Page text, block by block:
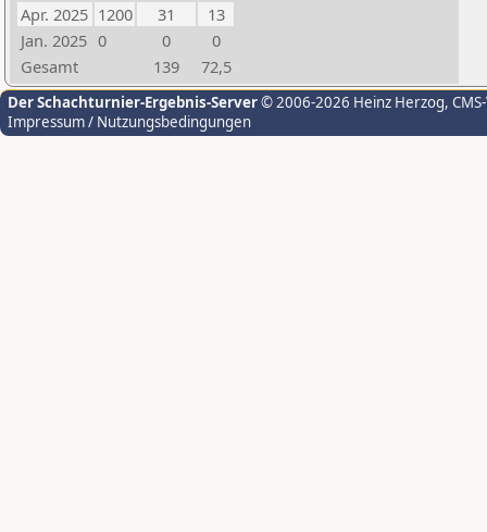
Apr. 2025 1200 31
13
Jan. 2025 0 0
0
Gesamt
139 72,5
Der Schachturnier-Ergebnis-Server© 2006-2026 Heinz Herzog,
Impressum / Nutzungsbedingungen